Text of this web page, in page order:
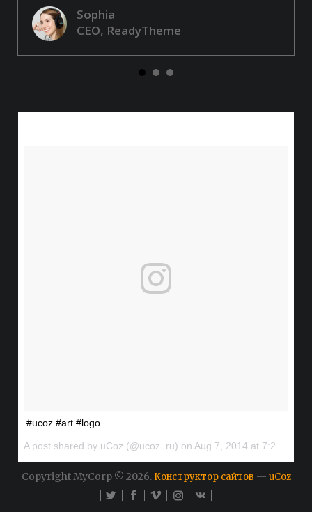
Sophia
CEO, ReadyTheme
#ucoz #art #logo
A post shared by uCoz (@ucoz_ru) on Aug 7, 2014 at 7:20am PDT
Copyright MyCorp © 2026. Конструктор сайтов — uCoz